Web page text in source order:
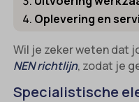
Oplevering en
Wil je zeker weten dat
NEN richtlijn, zodat je
Specialistische